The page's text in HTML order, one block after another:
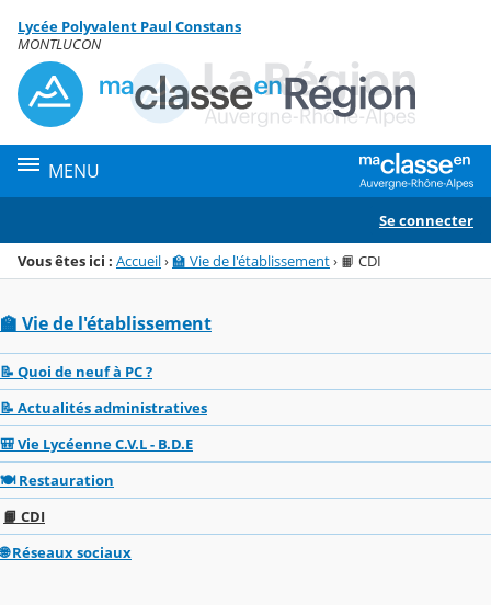
Menu de la rubrique
Contenu
Lycée Polyvalent Paul Constans
MONTLUCON
MENU
Se connecter
Vous êtes ici : Accueil›🏫 Vie de l'établissement› 📙 CDI
🏫 Vie de l'établissement
📝 Quoi de neuf à PC ?
📝 Actualités administratives
🎒 Vie Lycéenne C.V.L - B.D.E
🍽️ Restauration
📙 CDI
🌐 Réseaux sociaux